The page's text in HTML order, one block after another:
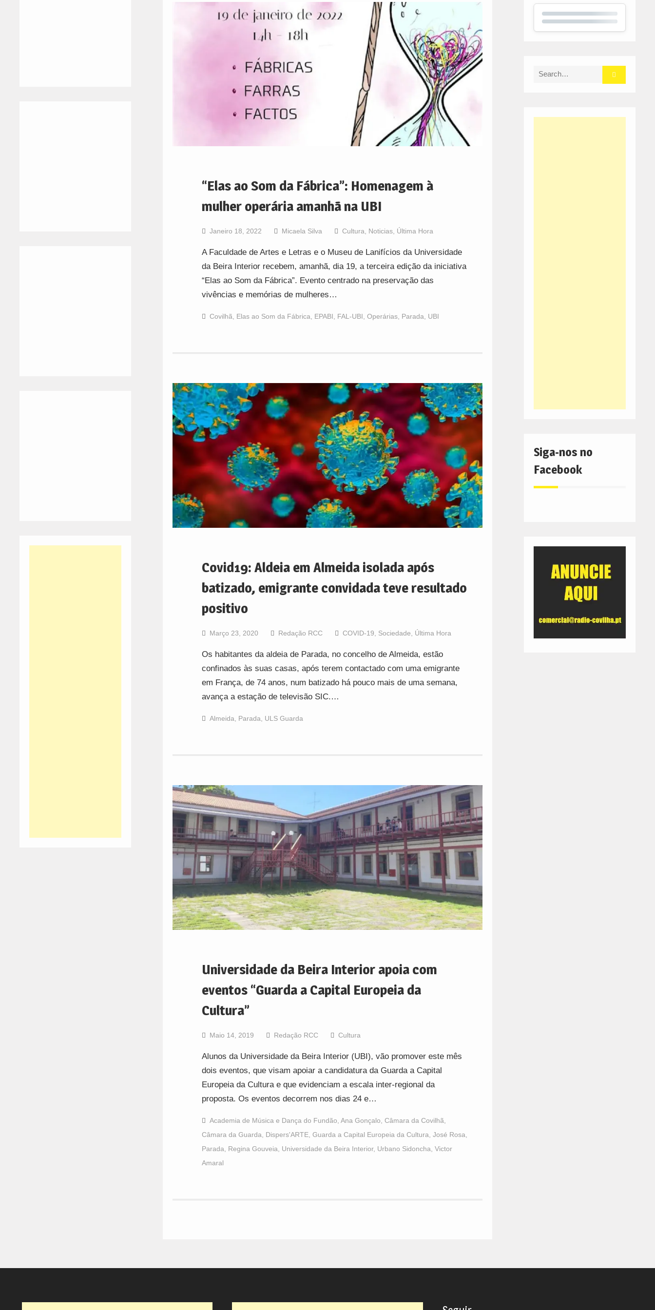
“Elas ao Som da Fábrica”: Homenagem à
mulher operária amanhã na UBI
Janeiro 18, 2022 Micaela Silva Cultura, Noticias, Última Hora
A Faculdade de Artes e Letras e o Museu de Lanifícios da Universidade
da Beira Interior recebem, amanhã, dia 19, a terceira edição da iniciativa
“Elas ao Som da Fábrica”. Evento centrado na preservação das
vivências e memórias de mulheres…
Covilhã, Elas ao Som da Fábrica, EPABI, FAL-UBI, Operárias, Parada, UBI
Covid19: Aldeia em Almeida isolada após
batizado, emigrante convidada teve resultado
positivo
Março 23, 2020 Redação RCC COVID-19 Sociedade Última Hora
Os habitantes da aldeia de Parada, no concelho de Almeida, estão
confinados às suas casas, após terem contactado com uma emigrante
em França, de 74 anos, num batizado há pouco mais de uma semana,
avança a estação de televisão SIC.…
Almeida Parada ULS Guarda
Universidade da Beira Interior apoia com
eventos “Guarda a Capital Europeia da
Cultura”
Maio 14, 2019 Redação RCC Cultura
Alunos da Universidade da Beira Interior (UBI), vão promover este mês
dois eventos, que visam apoiar a candidatura da Guarda a Capital
Europeia da Cultura e que evidenciam a escala inter-regional da
proposta. Os eventos decorrem nos dias 24 e…
Academia de Música e Dança do Fundão Ana Gonçalo Câmara da Covilhã
Câmara da Guarda
Dispers'ARTE, Guarda a Capital Europeia da Cultura José Rosa
Parada
Regina Gouveia Universidade da Beira Interior, Urbano Sidoncha Victor
Amaral
Search
Siga-nos no
Facebook